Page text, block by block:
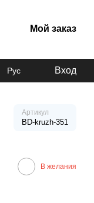
Мой заказ
Рус Вход
Артикул
BD-kruzh-351
В желания